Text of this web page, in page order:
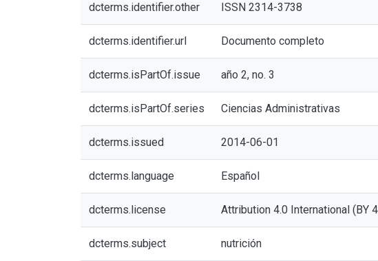
dcterms.identifier.other ISSN 2314-3738
dcterms.identifier.url Documento completo
dcterms.isPartOf.issue año 2, no. 3
dcterms.isPartOf.series Ciencias Administrativas
dcterms.issued 2014-06-01
dcterms.language Español
dcterms.license Attribution 4.0 International (BY
dcterms.subject nutrición